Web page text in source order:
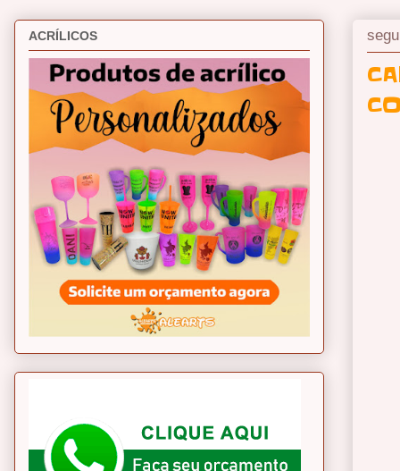
ACRÍLICOS